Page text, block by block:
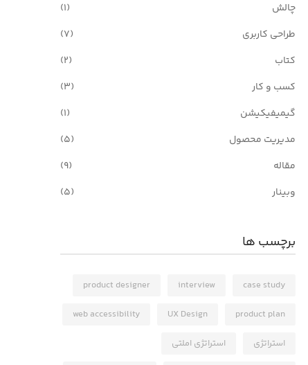
چالش
(1)
طراحی کاربری
(7)
کتاب
(2)
کسب و کار
(3)
گیمیفیکیشن
(1)
مدیریت محصول
(5)
مقاله
(9)
وبینار
(5)
برچسب ها
case study
interview
product designer
product plan
UX Design
web accessibility
استراتژی استراتژی املتی